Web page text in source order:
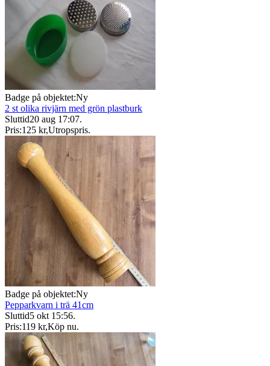
Badge på objektet:Ny
2 st olika rivjärn med grön plastburk
Sluttid20 aug 17:07.
Pris:125 kr,Utropspris.
Badge på objektet:Ny
Pepparkvarn i trä 41cm
Sluttid5 okt 15:56.
Pris:119 kr,Köp nu.